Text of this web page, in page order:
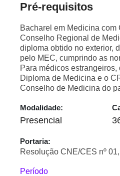
Pré-requisitos
Bacharel em Medicina com
Conselho Regional de
diploma obtido no exterior,
pelo MEC, cumprindo as
Para médicos estrangeiros,
Diploma de Medicina e o
Conselho de Medicina do
Modalidade:
Presencial
Portaria:
Resolução CNE/CES nº
Período